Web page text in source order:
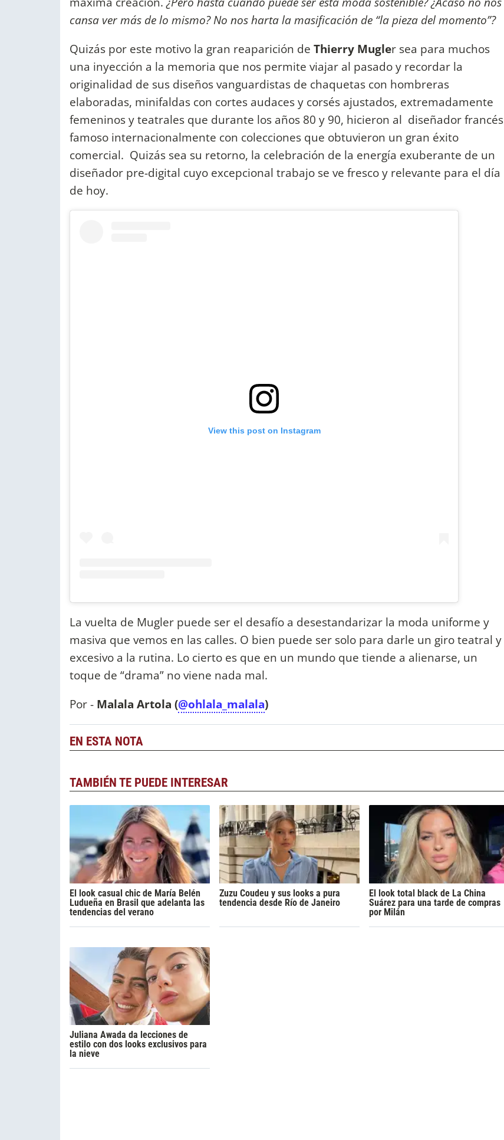
cansa ver más de lo mismo? No nos harta la masificación de “la pieza del momento”?
Quizás por este motivo la gran reaparición de Thierry Mugler sea para muchos
una inyección a la memoria que nos permite viajar al pasado y recordar la
originalidad de sus diseños vanguardistas de chaquetas con hombreras
elaboradas, minifaldas con cortes audaces y corsés ajustados, extremadamente
femeninos y teatrales que durante los años 80 y 90, hicieron al diseñador francés
famoso internacionalmente con colecciones que obtuvieron un gran éxito
comercial. Quizás sea su retorno, la celebración de la energía exuberante de un
diseñador pre-digital cuyo excepcional trabajo se ve fresco y relevante para el día
de hoy.
View this post on Instagram
La vuelta de Mugler puede ser el desafío a desestandarizar la moda uniforme y
masiva que vemos en las calles. O bien puede ser solo para darle un giro teatral y
excesivo a la rutina. Lo cierto es que en un mundo que tiende a alienarse, un
toque de “drama” no viene nada mal.
Por - Malala Artola (@ohlala_malala)
EN ESTA NOTA
TAMBIÉN TE PUEDE INTERESAR
El look casual chic de María Belén
Ludueña en Brasil que adelanta las
tendencias del verano
Zuzu Coudeu y sus looks a pura
tendencia desde Río de Janeiro
El look total black de La China
Suárez para una tarde de compras
por Milán
Juliana Awada da lecciones de
estilo con dos looks exclusivos para
la nieve